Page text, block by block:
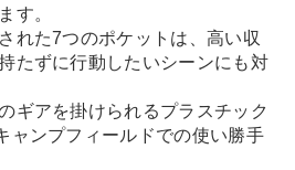
す。
れた7つのポケットは、高い収
たずに行動したいシーンにも対
ギアを掛けられるプラスチック
ャンプフィールドでの使い勝手